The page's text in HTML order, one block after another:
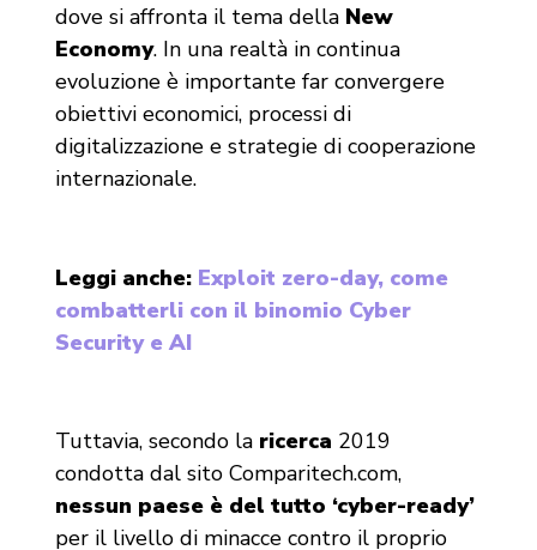
dove si affronta il tema della New
Economy. In una realtà in continua
evoluzione è importante far convergere
obiettivi economici, processi di
digitalizzazione e strategie di cooperazione
internazionale.
Leggi anche: Exploit zero-day, come
combatterli con il binomio Cyber
Security e AI
Tuttavia, secondo la ricerca 2019
condotta dal sito Comparitech.com,
nessun paese è del tutto ‘cyber-ready’
per il livello di minacce contro il proprio